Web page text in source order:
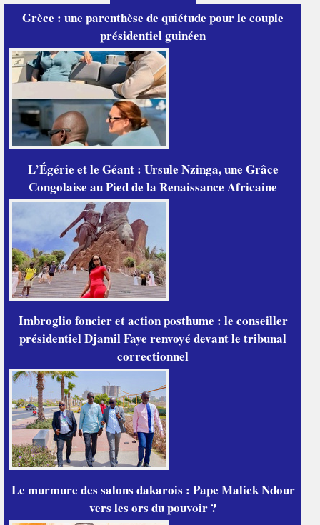
Grèce : une parenthèse de quiétude pour le couple
présidentiel guinéen
L’Égérie et le Géant : Ursule Nzinga, une Grâce
Congolaise au Pied de la Renaissance Africaine
Imbroglio foncier et action posthume : le conseiller
présidentiel Djamil Faye renvoyé devant le tribunal
correctionnel
Le murmure des salons dakarois : Pape Malick Ndour
vers les ors du pouvoir ?